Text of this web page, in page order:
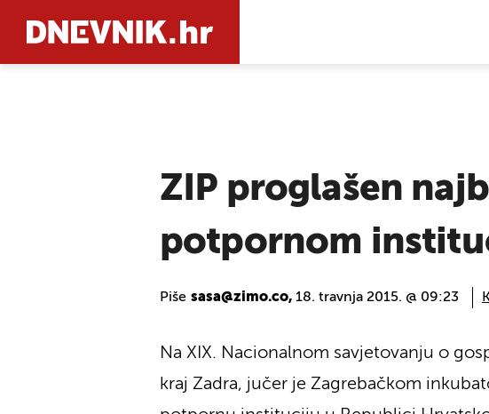
ZIP proglašen
potpornom
Piše sasa@zimo.co, 18. travnja 2015. @ 09:23
Na XIX. Nacionalnom savjetovanju o
kraj Zadra, jučer je Zagrebačkom